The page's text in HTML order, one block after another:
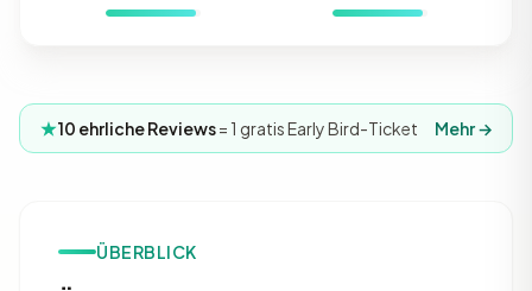
10 ehrliche Reviews= 1 gratis Early Bird-Ticket Mehr →
ÜBERBLICK